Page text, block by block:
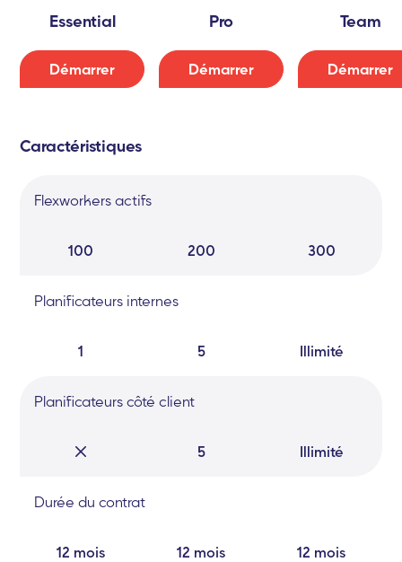
Essential
Démarrer
Pro
Démarrer
Team
Démarrer
Caractéristiques
Flexworkers actifs
100 200 300
Planificateurs internes
1 5 Illimité
Planificateurs côté client
5 Illimité
Durée du contrat
12 mois 12 mois 12 mois